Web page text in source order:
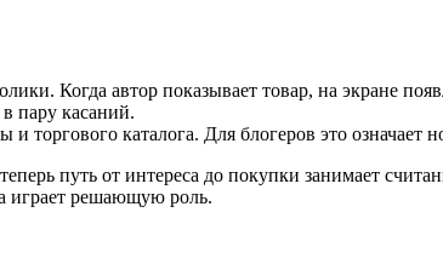
Когда автор показывает товар, на экране
пару касаний.
торгового каталога. Для блогеров это
путь от интереса до покупки занимает
играет решающую роль.